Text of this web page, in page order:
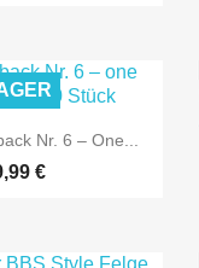
Nr. 6 – One...
€